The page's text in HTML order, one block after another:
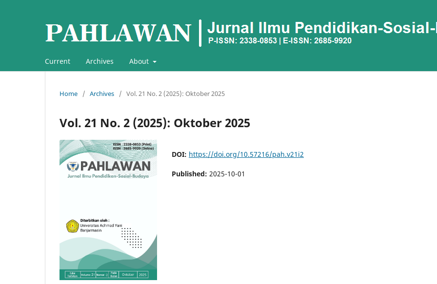
Current Archives About
Home / Archives / Vol. 21 No. 2 (2025): Oktober 2025
Vol. 21 No. 2 (2025): Oktober 2025
DOI: https://doi.org/10.57216/pah.v21i2
Published: 2025-10-01